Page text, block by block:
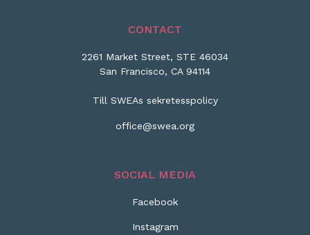
CONTACT
2261 Market Street, STE 46034
San Francisco, CA 94114
Till SWEAs sekretesspolicy
office@swea.org
SOCIAL MEDIA
Facebook
Instagram